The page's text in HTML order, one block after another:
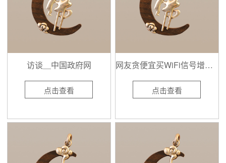
访谈＿中国政府网
点击查看
网友贪便宜买WiFi信号增强器拆开后结果让人意外！
点击查看